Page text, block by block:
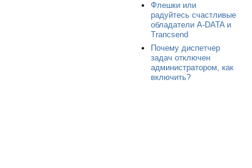
Флешки или
радуйтесь счастливые
обладатели A-DATA и
Trancsend
Почему диспетчер
задач отключен
администратором, как
включить?